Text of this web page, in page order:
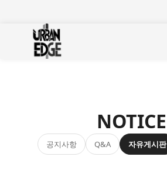
NOTICE
공지사항 Q&A 자유게시판